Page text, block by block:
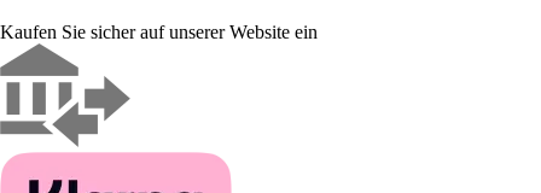
Kaufen Sie sicher auf unserer Website ein